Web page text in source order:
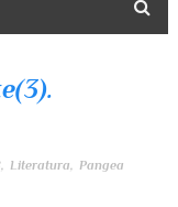
, Literatura, Pangea